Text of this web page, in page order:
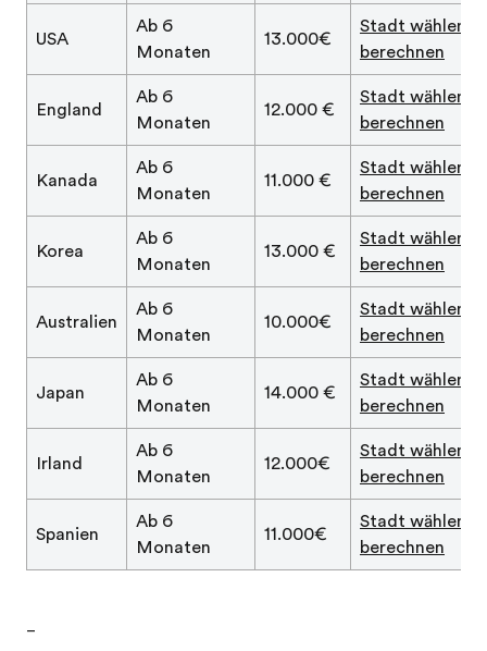
USA
Ab 6
Monaten
13.000€
Stadt wählen &
berechnen
England
Ab 6
Monaten
12.000 €
Stadt wählen &
berechnen
Kanada
Ab 6
Monaten
11.000 €
Stadt wählen &
berechnen
Korea
Ab 6
Monaten
13.000 €
Stadt wählen &
berechnen
Australien
Ab 6
Monaten
10.000€
Stadt wählen &
berechnen
Japan
Ab 6
Monaten
14.000 €
Stadt wählen &
berechnen
Irland
Ab 6
Monaten
12.000€
Stadt wählen &
berechnen
Spanien
Ab 6
Monaten
11.000€
Stadt wählen &
berechnen